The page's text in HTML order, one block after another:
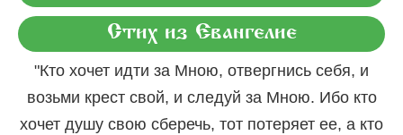
Стих из Евангелие
"Кто хочет идти за Мною, отвергнись себя, и
возьми крест свой, и следуй за Мною. Ибо кто
хочет душу свою сберечь, тот потеряет ее, а кто